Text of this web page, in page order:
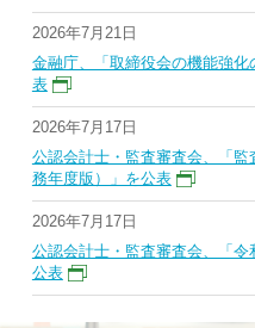
2026年7月21日
金融庁、「取締役会の機能強
表
2026年7月17日
公認会計士・監査審査会、「
務年度版）」を公表
2026年7月17日
公認会計士・監査審査会、「
公表